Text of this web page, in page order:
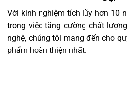
Với kinh nghiệm tích lũy hơn 10
trong việc tăng cường chất
nghệ, chúng tôi mang đến cho
phẩm hoàn thiện nhất.